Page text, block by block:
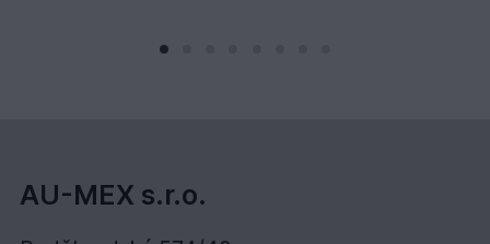
AU-MEX s.r.o.